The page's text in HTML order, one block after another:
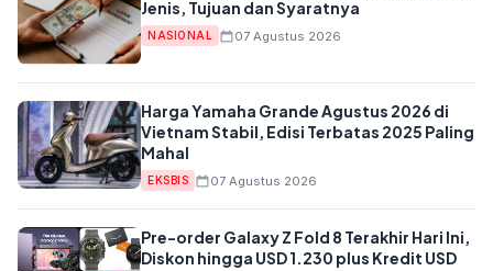
Jenis, Tujuan dan Syaratnya
NASIONAL 07 Agustus 2026
Harga Yamaha Grande Agustus 2026 di
Vietnam Stabil, Edisi Terbatas 2025 Paling
Mahal
EKSBIS 07 Agustus 2026
Pre-order Galaxy Z Fold 8 Terakhir Hari Ini,
Diskon hingga USD 1.230 plus Kredit USD